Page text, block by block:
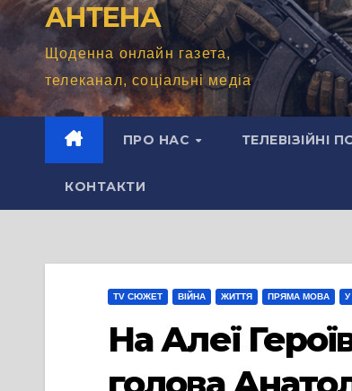
АНТЕНА
Щоденна онлайн газета,
телеканал, соціальні медіа
ПРО НАС ТЕЛЕВІЗІЙНІ
КОНТАКТИ
TV СЮЖЕТ ВІЙНА ЖИТТЯ ПРЯМА МОВА
На Алеї